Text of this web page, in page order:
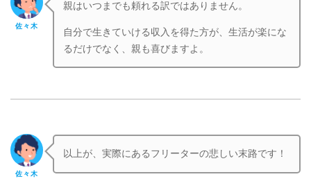
佐々木
親はいつまでも頼れる訳ではありません。
自分で生きていける収入を得た方が、生活が楽にな
るだけでなく、親も喜びますよ。
佐々木
以上が、実際にあるフリーターの悲しい末路です！